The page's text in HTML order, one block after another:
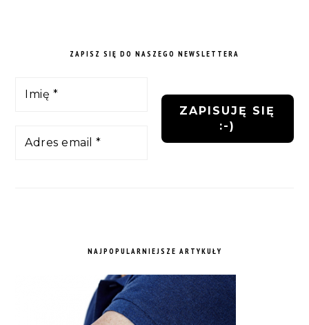
ZAPISZ SIĘ DO NASZEGO NEWSLETTERA
NAJPOPULARNIEJSZE ARTYKUŁY